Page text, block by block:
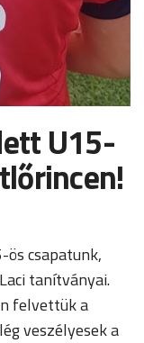
U15-
csapatunk,
tanítványai.
felvettük a
veszélyesek a